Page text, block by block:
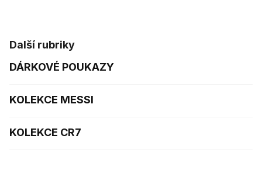
Další rubriky
DÁRKOVÉ POUKAZY
KOLEKCE MESSI
KOLEKCE CR7